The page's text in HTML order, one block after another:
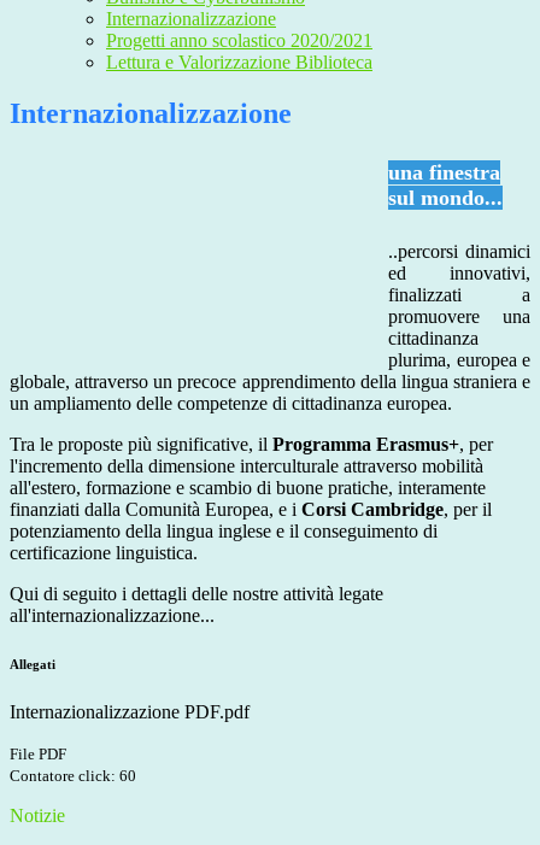
Internazionalizzazione
Progetti anno scolastico 2020/2021
Lettura e Valorizzazione Biblioteca
Internazionalizzazione
una finestra
sul mondo...
..percorsi dinamici
ed innovativi,
finalizzati a
promuovere una
cittadinanza
plurima, europea e
globale, attraverso un precoce apprendimento della lingua straniera e
un ampliamento delle competenze di cittadinanza europea.
Tra le proposte più significative, il Programma Erasmus+, per
l'incremento della dimensione interculturale attraverso mobilità
all'estero, formazione e scambio di buone pratiche, interamente
finanziati dalla Comunità Europea, e i Corsi Cambridge, per il
potenziamento della lingua inglese e il conseguimento di
certificazione linguistica.
Qui di seguito i dettagli delle nostre attività legate
all'internazionalizzazione...
Allegati
Internazionalizzazione PDF.pdf
File PDF
Contatore click: 60
Notizie